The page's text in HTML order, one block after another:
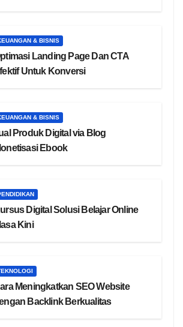
& BISNIS
Landing Page Dan CTA
Untuk Konversi
& BISNIS
Produk Digital via Blog
Ebook
Digital Solusi Belajar Online
Kini
Meningkatkan SEO Website
Backlink Berkualitas